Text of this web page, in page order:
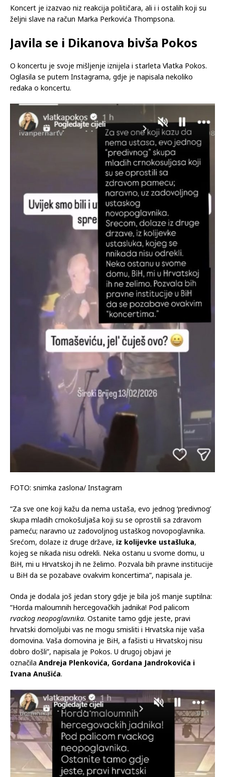
Koncert je izazvao niz reakcija političara, ali i i ostalih koji su
željni slave na račun Marka Perkovića Thompsona.
Javila se i Dikanova bivša Pokos
O koncertu je svoje mišljenje iznijela i starleta Vlatka Pokos.
Oglasila se putem Instagrama, gdje je napisala nekoliko
redaka o koncertu.
FOTO: snimka zaslona/ Instagram
“Za sve one koji kažu da nema ustaša, evo jednog ‘predivnog’
skupa mladih crnokošuljaša koji su se oprostili sa zdravom
pameću; naravno uz zadovoljnog ustaškog novopoglavnika.
Srećom, dolaze iz druge države, iz kolijevke ustašluka,
kojeg se nikada nisu odrekli. Neka ostanu u svome domu, u
BiH, mi u Hrvatskoj ih ne želimo. Pozvala bih pravne institucije
u BiH da se pozabave ovakvim koncertima”, napisala je.
Onda je dodala još jedan story gdje je bila još manje suptilna:
“Horda maloumnih hercegovačkih jadnika! Pod palicom
rvackog neopoglavnika. Ostanite tamo gdje jeste, pravi
hrvatski domoljubi vas ne mogu smisliti i Hrvatska nije vaša
domovina. Vaša domovina je BiH, a fašisti u Hrvatskoj nisu
dobro došli”, napisala je Pokos. U drugoj objavi je
označila Andreja Plenkovića, Gordana Jandrokovića i
Ivana Anušića.